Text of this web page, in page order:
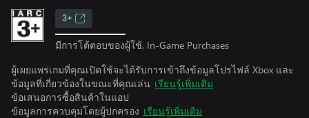
3+
มีการโต้ตอบของผู้ใช้, In-Game Purchases
ผู้เผยแพร่เกมที่คุณเปิดใช้จะได้รับการเข้าถึงข้อมูลโปรไฟล์ Xbox และ
ข้อมูลที่เกี่ยวข้องในขณะที่คุณเล่น เรียนรู้เพิ่มเติม
ข้อเสนอการซื้อสินค้าในแอป
ข้อมูลการควบคุมโดยผู้ปกครอง เรียนรู้เพิ่มเติม